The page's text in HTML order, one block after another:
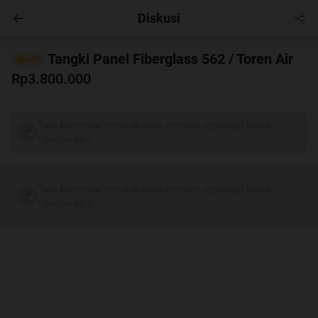
Masuk
Diskusi
Sell
Tangki Panel Fiberglass 562 / Toren Air
Rp3.800.000